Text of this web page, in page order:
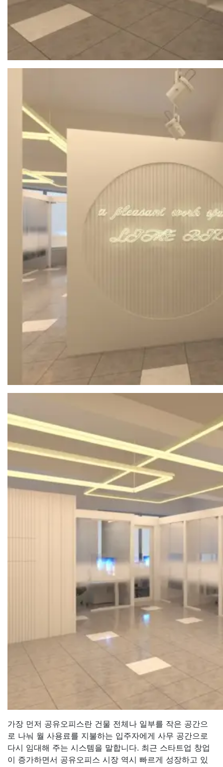
가장 먼저 공유오피스란 건물 전체나 일부를 작은 공간으
로 나눠 월 사용료를 지불하는 입주자에게 사무 공간으로
다시 임대해 주는 시스템을 말합니다. 최근 스타트업 창업
이 증가하면서 공유오피스 시장 역시 빠르게 성장하고 있